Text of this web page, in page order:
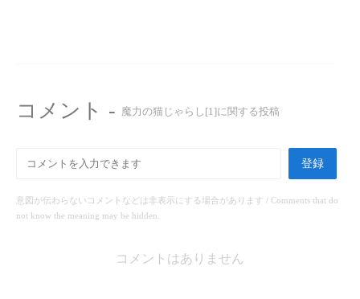
コメント - 魔力の猫じゃらし[1]に関する投稿
登録
意図が伝わらないコメントなどは非表示にする場合があります / Comments that do
not know the meaning may be hidden.
コメントはありません